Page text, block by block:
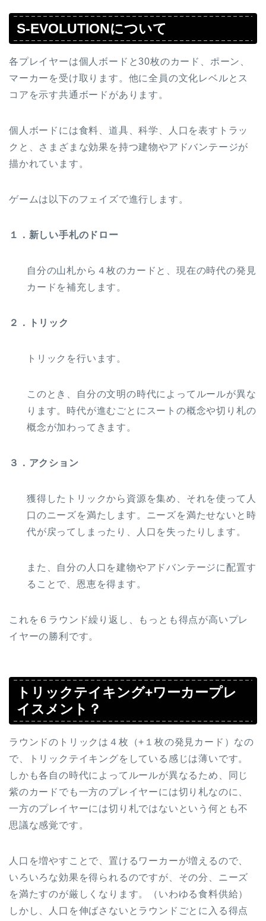
S-EVOLUTIONについて
各プレイヤーは個人ボードと30枚のカード、ポーン、
マーカーを受け取ります。他に全員の文化レベルとス
コアを示す共通ボードがあります。
個人ボードには食料、道具、科学、人口を表すトラッ
クと、さまざまな効果を持つ建物やアドバンテージが
描かれています。
ゲームは以下のフェイズで進行します。
１．新しい手札のドロー
自分の山札から４枚のカードと、現在の時代の発見
カードを補充します。
２．トリック
トリックを行います。
このとき、自分の文明の時代によってルールが異な
ります。時代が進むごとにスートの概念や切り札の
概念が加わってきます。
３．アクション
獲得したトリックから資源を集め、それを使って人
口のニーズを満たします。ニーズを満たせないと時
代が戻ってしまったり、人口を失ったりします。
また、自分の人口を建物やアドバンテージに配置す
ることで、恩恵を得ます。
これを６ラウンド繰り返し、もっとも得点が高いプレ
イヤーの勝利です。
トリックテイキング+ワーカープレ
イスメント？
ラウンドのトリックは４枚（+１枚の発見カード）なの
で、トリックテイキングをしている感じは薄いです。
しかも各自の時代によってルールが異なるため、同じ
紫のカードでも一方のプレイヤーには切り札なのに、
一方のプレイヤーには切り札ではないという何とも不
思議な感覚です。
人口を増やすことで、置けるワーカーが増えるので、
いろいろな効果を得られるのですが、その分、ニーズ
を満たすのが厳しくなります。（いわゆる食料供給）
しかし、人口を伸ばさないとラウンドごとに入る得点